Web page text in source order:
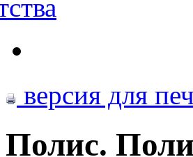
версия для
Полис.